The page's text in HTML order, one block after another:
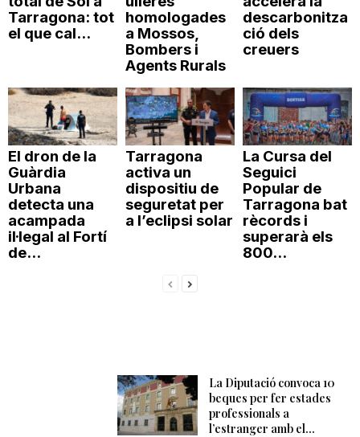
Tarragona: tot
el que cal...
homologades
a Mossos,
Bombers i
Agents Rurals
descarbonitza
ció dels
creuers
El dron de la
Guàrdia
Urbana
detecta una
acampada
il·legal al Fortí
de...
Tarragona
activa un
dispositiu de
seguretat per
a l’eclipsi solar
La Cursa del
Seguici
Popular de
Tarragona bat
rècords i
superarà els
800...